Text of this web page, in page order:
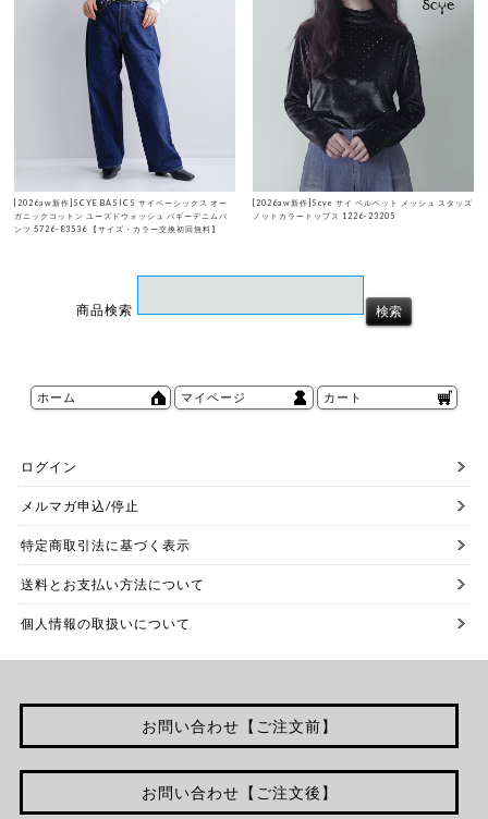
[2026aw新作]SCYE BASICS サイベーシックス オー
ガニックコットン ユーズドウォッシュ バギーデニムパ
ンツ 5726-83536 【サイズ・カラー交換初回無料】
[2026aw新作]Scye サイ ベルベット メッシュ スタッズ
ノットカラートップス 1226-23205
商品検索
ホーム マイページ カート
ログイン
メルマガ申込/停止
特定商取引法に基づく表示
送料とお支払い方法について
個人情報の取扱いについて
お問い合わせ【ご注文前】
お問い合わせ【ご注文後】